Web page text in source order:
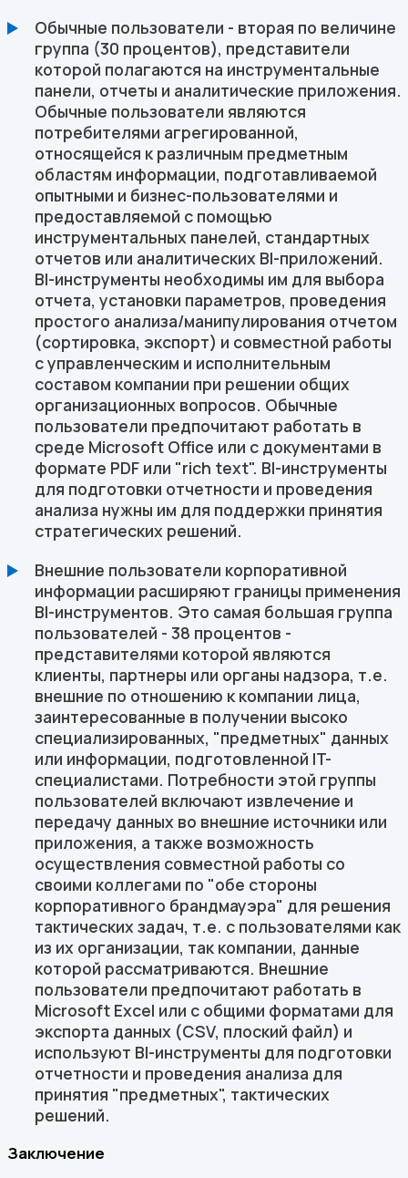
Обычные пользователи - вторая по величине
группа (30 процентов), представители
которой полагаются на инструментальные
панели, отчеты и аналитические приложения.
Обычные пользователи являются
потребителями агрегированной,
относящейся к различным предметным
областям информации, подготавливаемой
опытными и бизнес-пользователями и
предоставляемой с помощью
инструментальных панелей, стандартных
отчетов или аналитических BI-приложений.
BI-инструменты необходимы им для выбора
отчета, установки параметров, проведения
простого анализа/манипулирования отчетом
(сортировка, экспорт) и совместной работы
с управленческим и исполнительным
составом компании при решении общих
организационных вопросов. Обычные
пользователи предпочитают работать в
среде Microsoft Office или с документами в
формате PDF или "rich text". BI-инструменты
для подготовки отчетности и проведения
анализа нужны им для поддержки принятия
стратегических решений.
Внешние пользователи корпоративной
информации расширяют границы применения
BI-инструментов. Это самая большая группа
пользователей - 38 процентов -
представителями которой являются
клиенты, партнеры или органы надзора, т.е.
внешние по отношению к компании лица,
заинтересованные в получении высоко
специализированных, "предметных" данных
или информации, подготовленной IT-
специалистами. Потребности этой группы
пользователей включают извлечение и
передачу данных во внешние источники или
приложения, а также возможность
осуществления совместной работы со
своими коллегами по "обе стороны
корпоративного брандмауэра" для решения
тактических задач, т.е. с пользователями как
из их организации, так компании, данные
которой рассматриваются. Внешние
пользователи предпочитают работать в
Microsoft Excel или с общими форматами для
экспорта данных (CSV, плоский файл) и
используют BI-инструменты для подготовки
отчетности и проведения анализа для
принятия "предметных", тактических
решений.
Заключение